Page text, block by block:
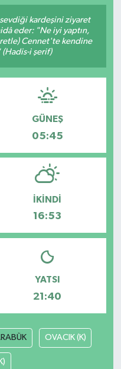
kardeşini ziyaret
eder: "Ne iyi yaptın,
Cennet'te kendine
(Hadis-i şerif)
GÜNEŞ
05:45
İKINDI
16:53
YATSI
21:40
OVACIK (K)